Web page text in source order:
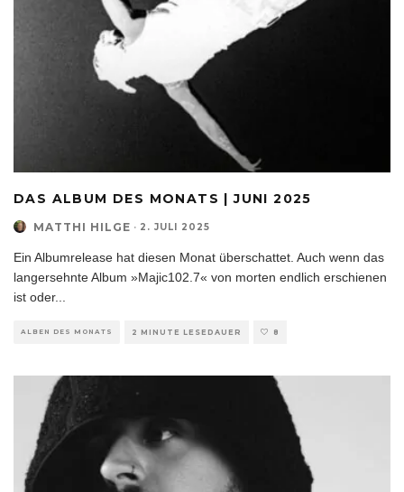
DAS ALBUM DES MONATS | JUNI 2025
MATTHI HILGE · 2. JULI 2025
Ein Albumrelease hat diesen Monat überschattet. Auch wenn das
langersehnte Album »Majic102.7« von morten endlich erschienen
ist oder...
ALBEN DES MONATS 2 MINUTE LESEDAUER 8